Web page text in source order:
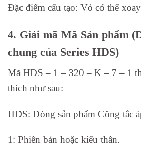
Đặc điểm cấu tạo: Vỏ có thể
4. Giải mã Mã Sản phẩm
chung của Series HDS)
Mã HDS – 1 – 320 – K – 7 – 1
thích như sau:
HDS: Dòng sản phẩm Công tắc
1: Phiên bản hoặc kiểu thân.